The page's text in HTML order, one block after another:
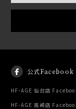
公式Facebook
HF-AGE 仙台店
HF-AGE 高崎店